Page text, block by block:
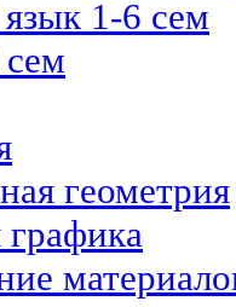
1-6 сем
геометрия